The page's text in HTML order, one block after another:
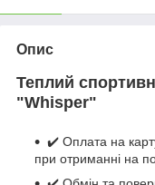
Опис
Теплий
"Whisper"
✔️ Оплата на
при отриманні на